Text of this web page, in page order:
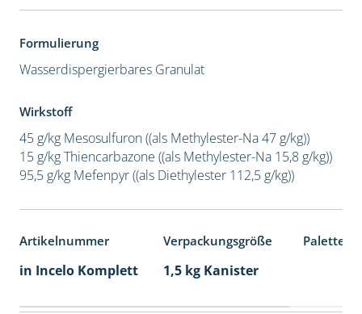
Formulierung
Wasserdispergierbares Granulat
Wirkstoff
45 g/kg Mesosulfuron ((als Methylester-Na 47 g/kg))
15 g/kg Thiencarbazone ((als Methylester-Na 15,8 g/kg))
95,5 g/kg Mefenpyr ((als Diethylester 112,5 g/kg))
Artikelnummer Verpackungsgröße
in Incelo Komplett 1,5 kg Kanister